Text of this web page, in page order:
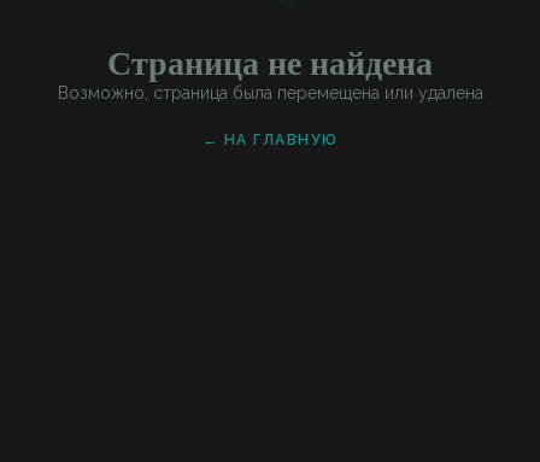
Страница не найдена
Возможно, страница была перемещена или удалена
← НА ГЛАВНУЮ